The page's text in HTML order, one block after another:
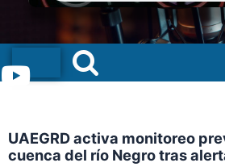
Menu
UAEGRD activa monitoreo
cuenca del río Negro tras